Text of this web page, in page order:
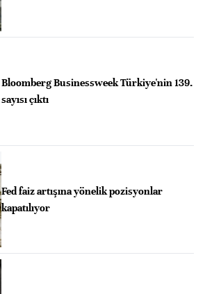
Bloomberg Businessweek Türkiye'nin 139.
sayısı çıktı
Fed faiz artışına yönelik pozisyonlar
kapatılıyor